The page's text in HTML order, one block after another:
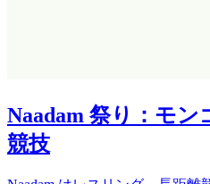
Naadam 祭り：モ
競技